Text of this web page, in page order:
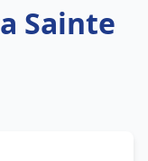
Sainte